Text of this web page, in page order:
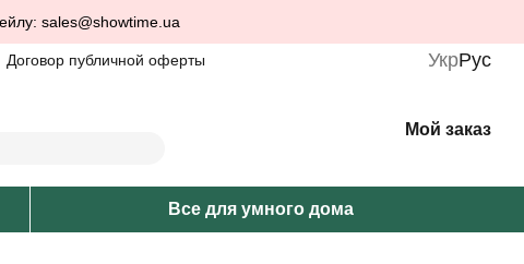
sales@showtime.ua
Договор публичной оферты УкрРус
Мой заказ
Все для умного дома